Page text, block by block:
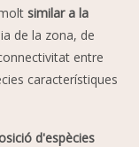
similar a la
de la zona, de
entre
característiques
d'espècies